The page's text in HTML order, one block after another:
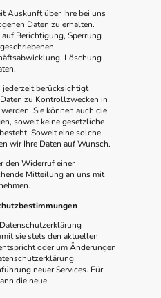
Auskunft über Ihre bei uns
Daten zu erhalten.
auf Berichtigung, Sperrung
Löschung
jederzeit berücksichtigt
zu Kontrollzwecken in
Sie können auch die
soweit keine gesetzliche
Soweit eine solche
wir Ihre Daten auf Wunsch.
den Widerruf einer
Mitteilung an uns mit
sie stets den aktuellen
oder um Änderungen
neuer Services. Für
die neue